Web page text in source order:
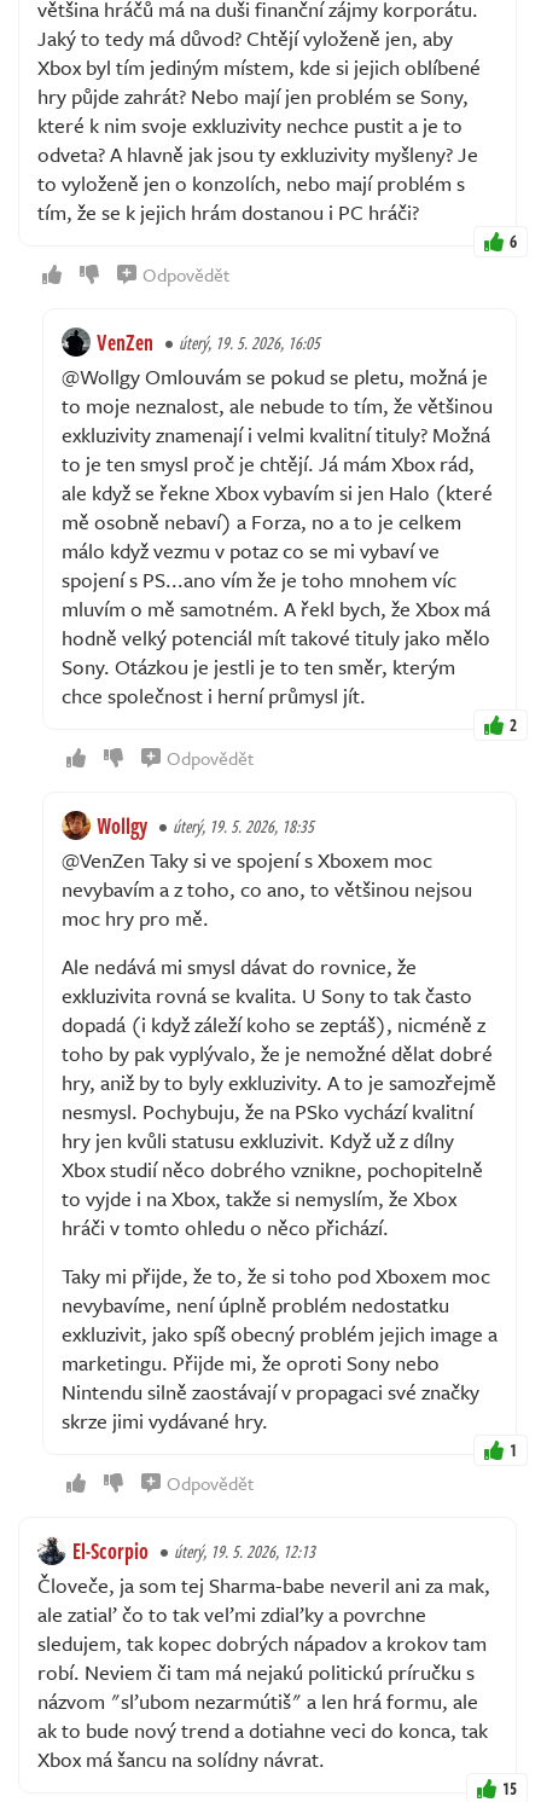
většina hráčů má na duši finanční zájmy korporátu.
Jaký to tedy má důvod? Chtějí vyloženě jen, aby
Xbox byl tím jediným místem, kde si jejich oblíbené
hry půjde zahrát? Nebo mají jen problém se Sony,
které k nim svoje exkluzivity nechce pustit a je to
odveta? A hlavně jak jsou ty exkluzivity myšleny? Je
to vyloženě jen o konzolích, nebo mají problém s
tím, že se k jejich hrám dostanou i PC hráči?
6
Odpovědět
VenZen úterý, 19. 5. 2026, 16:05
@Wollgy Omlouvám se pokud se pletu, možná je
to moje neznalost, ale nebude to tím, že většinou
exkluzivity znamenají i velmi kvalitní tituly? Možná
to je ten smysl proč je chtějí. Já mám Xbox rád,
ale když se řekne Xbox vybavím si jen Halo (které
mě osobně nebaví) a Forza, no a to je celkem
málo když vezmu v potaz co se mi vybaví ve
spojení s PS...ano vím že je toho mnohem víc
mluvím o mě samotném. A řekl bych, že Xbox má
hodně velký potenciál mít takové tituly jako mělo
Sony. Otázkou je jestli je to ten směr, kterým
chce společnost i herní průmysl jít.
2
Odpovědět
Wollgy úterý, 19. 5. 2026, 18:35
@VenZen Taky si ve spojení s Xboxem moc
nevybavím a z toho, co ano, to většinou nejsou
moc hry pro mě.
Ale nedává mi smysl dávat do rovnice, že
exkluzivita rovná se kvalita. U Sony to tak často
dopadá (i když záleží koho se zeptáš), nicméně z
toho by pak vyplývalo, že je nemožné dělat dobré
hry, aniž by to byly exkluzivity. A to je samozřejmě
nesmysl. Pochybuju, že na PSko vychází kvalitní
hry jen kvůli statusu exkluzivit. Když už z dílny
Xbox studií něco dobrého vznikne, pochopitelně
to vyjde i na Xbox, takže si nemyslím, že Xbox
hráči v tomto ohledu o něco přichází.
Taky mi přijde, že to, že si toho pod Xboxem moc
nevybavíme, není úplně problém nedostatku
exkluzivit, jako spíš obecný problém jejich image a
marketingu. Přijde mi, že oproti Sony nebo
Nintendu silně zaostávají v propagaci své značky
skrze jimi vydávané hry.
1
Odpovědět
El-Scorpio úterý, 19. 5. 2026, 12:13
Človeče, ja som tej Sharma-babe neveril ani za mak,
ale zatiaľ čo to tak veľmi zdiaľky a povrchne
sledujem, tak kopec dobrých nápadov a krokov tam
robí. Neviem či tam má nejakú politickú príručku s
názvom "sľubom nezarmútiš" a len hrá formu, ale
ak to bude nový trend a dotiahne veci do konca, tak
Xbox má šancu na solídny návrat.
15